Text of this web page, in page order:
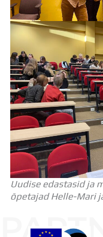
Uudise edastasid ja
õpetajad Helle-Mari